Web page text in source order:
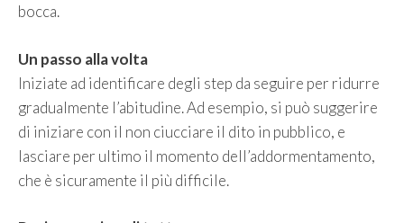
bocca.
Un passo alla volta
Iniziate ad identificare degli step da seguire per ridurre
gradualmente l’abitudine. Ad esempio, si può suggerire
di iniziare con il non ciucciare il dito in pubblico, e
lasciare per ultimo il momento dell’addormentamento,
che è sicuramente il più difficile.